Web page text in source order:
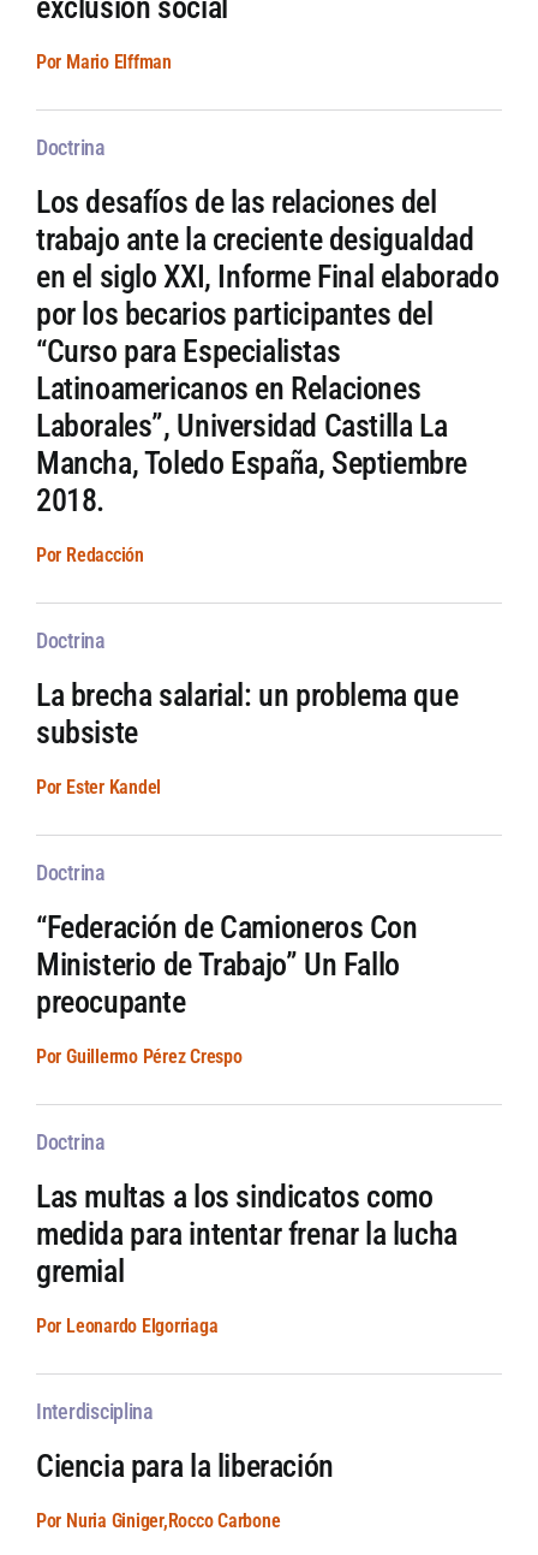
exclusión social
Por Mario Elffman
Doctrina
Los desafíos de las relaciones del
trabajo ante la creciente desigualdad
en el siglo XXI, Informe Final elaborado
por los becarios participantes del
“Curso para Especialistas
Latinoamericanos en Relaciones
Laborales”, Universidad Castilla La
Mancha, Toledo España, Septiembre
2018.
Por Redacción
Doctrina
La brecha salarial: un problema que
subsiste
Por Ester Kandel
Doctrina
“Federación de Camioneros Con
Ministerio de Trabajo” Un Fallo
preocupante
Por Guillermo Pérez Crespo
Doctrina
Las multas a los sindicatos como
medida para intentar frenar la lucha
gremial
Por Leonardo Elgorriaga
Interdisciplina
Ciencia para la liberación
Por Nuria Giniger,Rocco Carbone